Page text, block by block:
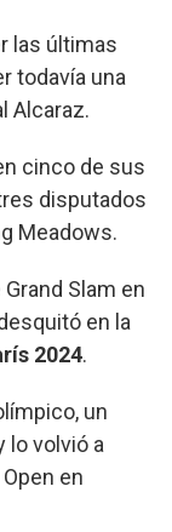
las últimas
todavía una
Alcaraz.
cinco de sus
disputados
Meadows.
Slam en
en la
2024.
un
lo volvió a
en